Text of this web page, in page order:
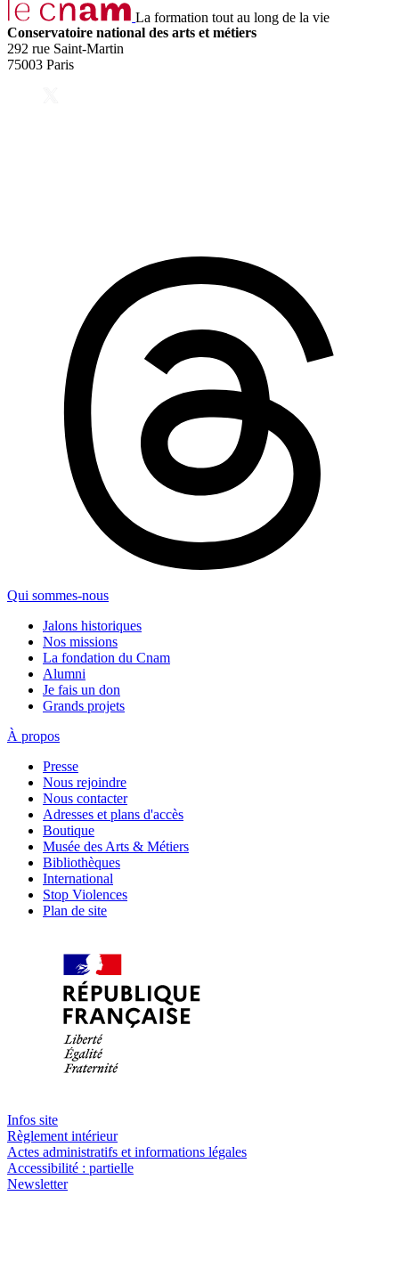
La formation tout au long de la vie
Conservatoire national des arts et métiers
292 rue Saint-Martin
75003 Paris
Qui sommes-nous
Jalons historiques
Nos missions
La fondation du Cnam
Alumni
Je fais un don
Grands projets
À propos
Presse
Nous rejoindre
Nous contacter
Adresses et plans d'accès
Boutique
Musée des Arts & Métiers
Bibliothèques
International
Stop Violences
Plan de site
Infos site
Règlement intérieur
Actes administratifs et informations légales
Accessibilité : partielle
Newsletter